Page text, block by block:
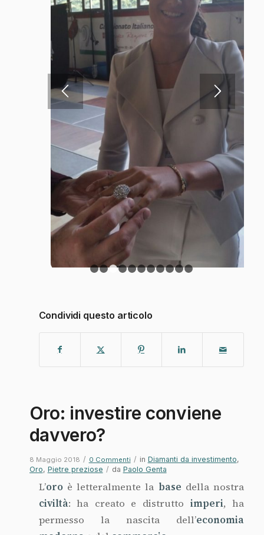
1 5 6 10
Condividi questo articolo
Oro: investire conviene
davvero?
8 Maggio 2018 / 0 Commenti / inDiamanti da investimento
,
Pietre preziose / da Paolo Genta
oro è letteralmente la
della nostra
: ha creato e distrutto
, ha
permesso la nascita dell’economia
È sempre stato considerato una
oltre che ilmezzo di pagamento per
eccellenza
. Nel corso dei secoli si è passati
dall’uso del nobile metallo in forma pura
E oggi? Che fine ha fatto l’oro? È
richiestoper
ed aerospaziale ed è una delle lariserve
degli Stati. È anche la forma preferita da
molti pertesaurizzare e proteggere la
propria ricchezza. Parlando però di
protezione del patrimonio è d’obbligo porsi